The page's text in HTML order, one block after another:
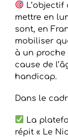
mettre en
sont, en
mobiliser
à un proche
cause de
handicap.
Dans le
La
répit « Le